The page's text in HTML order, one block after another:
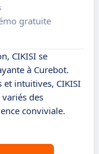
gratuite
CIKISI se
à Curebot.
et intuitives, CIKISI
des
conviviale.